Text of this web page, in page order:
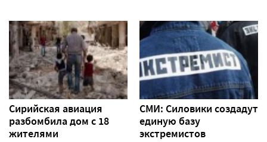
Сирийская авиация
разбомбила дом с 18
жителями
СМИ: Силовики создадут
единую базу
экстремистов